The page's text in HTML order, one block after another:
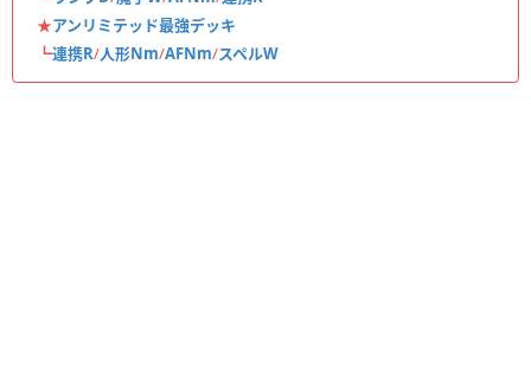
★アンリミテッド最強デッキ
┗連携R/人形Nm/AFNm/スペルW